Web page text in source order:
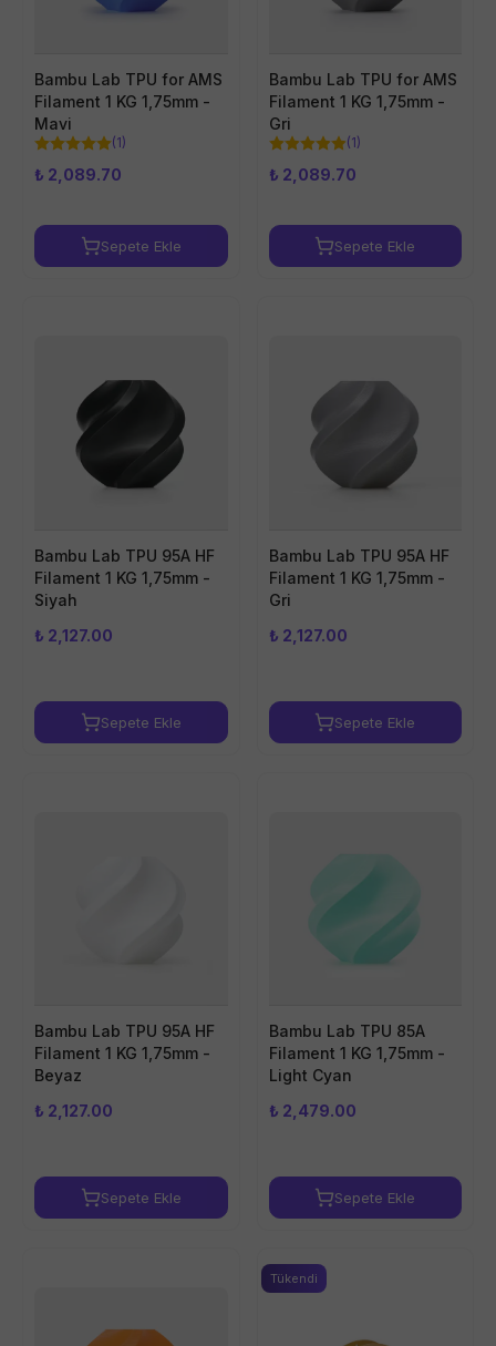
Bambu Lab TPU for AMS
Filament 1 KG 1,75mm -
Mavi
(1)
₺ 2,089.70
Sepete Ekle
Bambu Lab TPU for AMS
Filament 1 KG 1,75mm -
Gri
(1)
₺ 2,089.70
Sepete Ekle
Bambu Lab TPU 95A HF
Filament 1 KG 1,75mm -
Siyah
₺ 2,127.00
Sepete Ekle
Bambu Lab TPU 95A HF
Filament 1 KG 1,75mm -
Gri
₺ 2,127.00
Sepete Ekle
Bambu Lab TPU 95A HF
Filament 1 KG 1,75mm -
Beyaz
₺ 2,127.00
Sepete Ekle
Bambu Lab TPU 85A
Filament 1 KG 1,75mm -
Light Cyan
₺ 2,479.00
Sepete Ekle
Tükendi